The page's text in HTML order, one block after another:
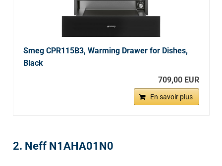
Smeg CPR115B3, Warming Drawer for Dishes,
Black
709,00 EUR
En savoir plus
2. Neff N1AHA01N0